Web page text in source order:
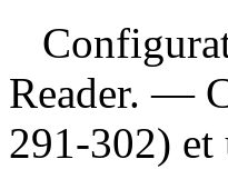
Reader. —
291-302)